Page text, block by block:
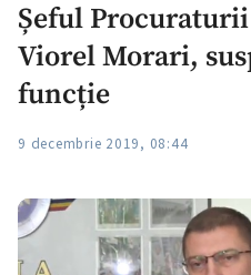
+1
Șeful
Viorel Morari,
funcție
9 decembrie 2019, 08:44